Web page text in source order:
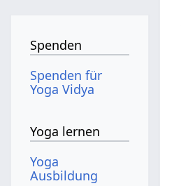
Spenden
Spenden für
Yoga Vidya
Yoga lernen
Yoga
Ausbildung